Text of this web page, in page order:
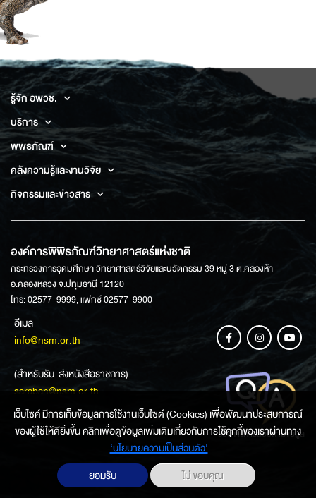
รู้จัก อพวช.
บริการ
พิพิธภัณฑ์
คลังความรู้และงานวิจัย
กิจกรรมและข่าวสาร
องค์การพิพิธภัณฑ์วิทยาศาสตร์แห่งชาติ
กระทรวงการอุดมศึกษา วิทยาศาสตร์วิจัยและนวัตกรรม 39 หมู่ 3 ต.คลองห้า
อ.คลองหลวง จ.ปทุมธานี 12120
โทร: 02577-9999, แฟกซ์ 02577-9900
อีเมล
info@nsm.or.th
(สำหรับรับ-ส่งหนังสือราชการ)
saraban@nsm.or.th
ช่องทางการสอบถามข้อมูล
เว็บไซค์ มีการเก็บข้อมูลการใช้งานเว็บไซต์ (Cookies) เพื่อพัฒนาประสบการณ์
ของผู้ใช้ให้ดียิ่งขึ้น คลิกเพื่อดูข้อมูลเพิ่มเติมเกี่ยวกับการใช้คุกกี้ของเราผ่านทาง
‘นโยบายความเป็นส่วนตัว'
ยอมรับ
ไม่ ขอบคุณ